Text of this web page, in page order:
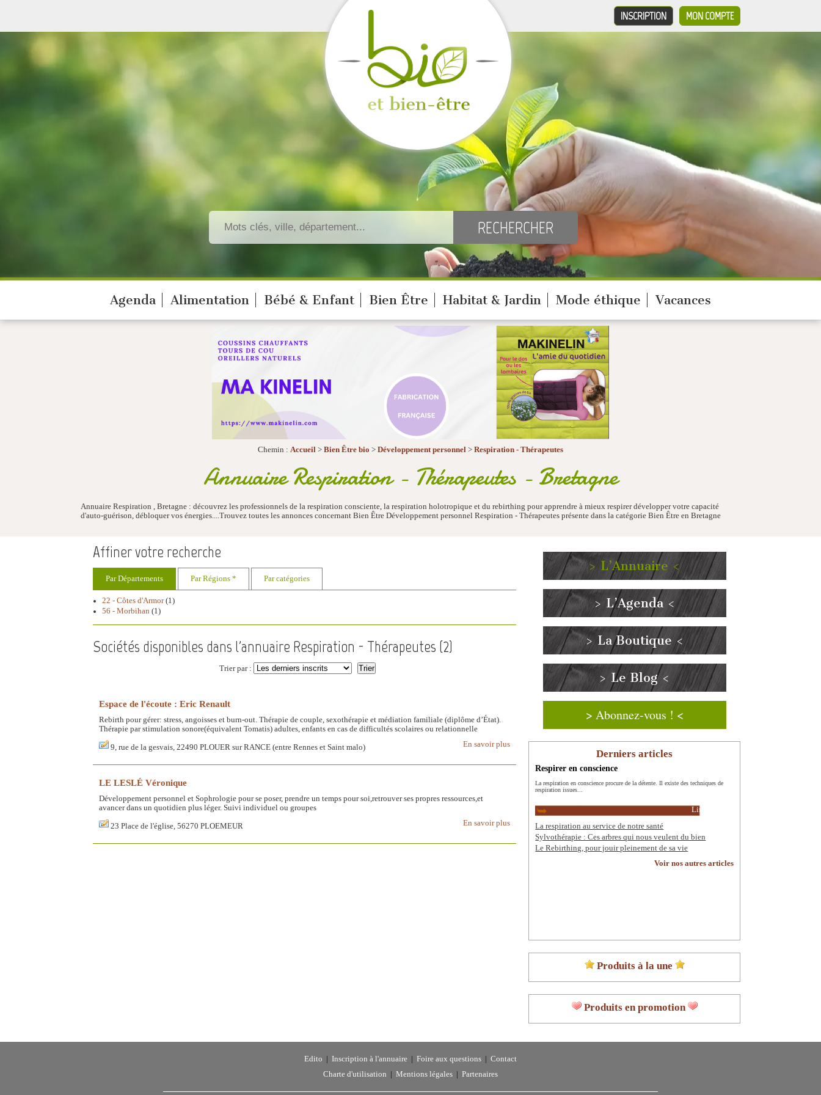
MON COMPTE
INSCRIPTION
Agenda Alimentation Bébé & Enfant Bien Être Habitat & Jardin Mode éthique Vacances
Chemin : Accueil > Bien Être bio > Développement personnel > Respiration - Thérapeutes
Annuaire Respiration - Thérapeutes - Bretagne
Annuaire Respiration , Bretagne : découvrez les professionnels de la respiration consciente, la respiration holotropique et du rebirthing pour apprendre à mieux respirer développer votre capacité
d'auto-guérison, débloquer vos énergies....Trouvez toutes les annonces concernant Bien Être Développement personnel Respiration - Thérapeutes présente dans la catégorie Bien Être en Bretagne
Affiner votre recherche
Par Départements Par Régions * Par catégories
22 - Côtes d'Armor(1)
56 - Morbihan (1)
Sociétés disponibles dans l'annuaire Respiration - Thérapeutes (2)
Trier par :
Espace de l'écoute : Eric Renault
Rebirth pour gérer: stress, angoisses et burn-out. Thérapie de couple, sexothérapie et médiation familiale (diplôme d’État).
Thérapie par stimulation sonore(équivalent Tomatis) adultes, enfants en cas de difficultés scolaires ou relationnelle
En savoir plus
9, rue de la gesvais, 22490 PLOUER sur RANCE (entre Rennes et Saint malo)
LE LESLÉ Véronique
Développement personnel et Sophrologie pour se poser, prendre un temps pour soi,retrouver ses propres ressources,et
avancer dans un quotidien plus léger. Suivi individuel ou groupes
En savoir plus
23 Place de l'église, 56270 PLOEMEUR
> L’Annuaire <
> L’Agenda <
> La Boutique <
> Le Blog <
> Abonnez-vous ! <
Derniers articles
Respirer en conscience
La respiration en conscience procure de la détente. Il existe des techniques de
respiration issues...
Lire la suite
La respiration au service de notre santé
Sylvothérapie : Ces arbres qui nous veulent du bien
Le Rebirthing, pour jouir pleinement de sa vie
Voir nos autres articles
Produits à la une
Produits en promotion
Edito | Inscription à l'annuaire | Foire aux questions | Contact
Charte d'utilisation | Mentions légales | Partenaires